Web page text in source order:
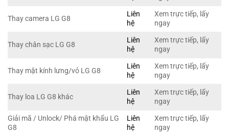
Thay camera LG G8
Liên
hệ
Xem trực tiếp, lấy
ngay
Thay chân sạc LG G8
Liên
hệ
Xem trực tiếp, lấy
ngay
Thay mặt kính lưng/vỏ LG G8
Liên
hệ
Xem trực tiếp, lấy
ngay
Thay loa LG G8 khác
Liên
hệ
Xem trực tiếp, lấy
ngay
Giải mã / Unlock/ Phá mật khẩu LG
G8
Liên
hệ
Xem trực tiếp, lấy
ngay